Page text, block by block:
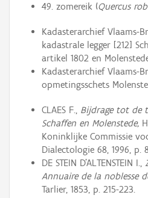
49. zomereik (Quercus
Kadasterarchief Vlaams-
kadastrale legger [212]
artikel 1802 en
Kadasterarchief Vlaams-
opmetingsschets
CLAES F., Bijdrage tot de
Schaffen en Molenstede,
Koninklijke Commissie
Dialectologie 68, 1996, p.
DE STEIN D'ALTENSTEIN I.,
Annuaire de la noblesse
Tarlier, 1853, p. 215-223.